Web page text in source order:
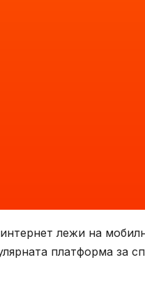
лежи на
платформа за